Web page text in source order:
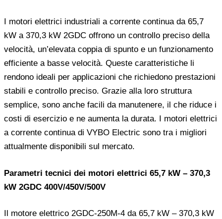
I motori elettrici industriali a corrente continua da 65,7
kW a 370,3 kW 2GDC offrono un controllo preciso della
velocità, un’elevata coppia di spunto e un funzionamento
efficiente a basse velocità. Queste caratteristiche li
rendono ideali per applicazioni che richiedono prestazioni
stabili e controllo preciso. Grazie alla loro struttura
semplice, sono anche facili da manutenere, il che riduce i
costi di esercizio e ne aumenta la durata. I motori elettrici
a corrente continua di VYBO Electric sono tra i migliori
attualmente disponibili sul mercato.
Parametri tecnici dei motori elettrici 65,7 kW – 370,3
kW 2GDC 400V/450V/500V
Il motore elettrico 2GDC-250M-4 da 65,7 kW – 370,3 kW